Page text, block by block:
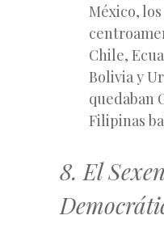
México,
Chile,
Bolivia y
quedaban
Filipinas
8. El